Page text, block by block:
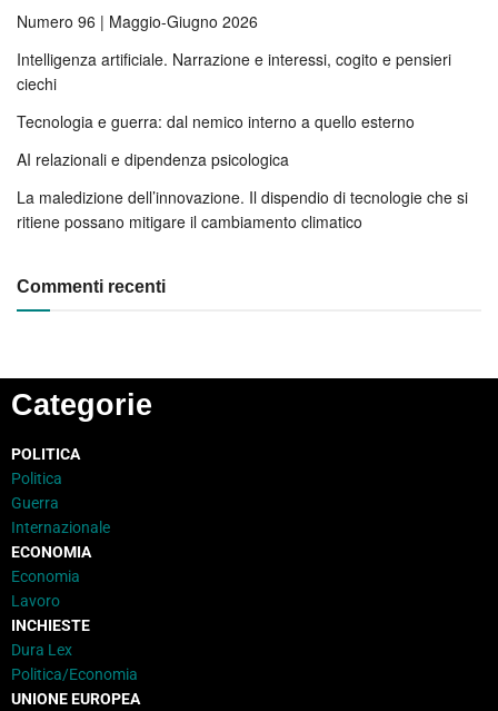
Numero 96 | Maggio-Giugno 2026
Intelligenza artificiale. Narrazione e interessi, cogito e pensieri
ciechi
Tecnologia e guerra: dal nemico interno a quello esterno
AI relazionali e dipendenza psicologica
La maledizione dell’innovazione. Il dispendio di tecnologie che si
ritiene possano mitigare il cambiamento climatico
Commenti recenti
Categorie
POLITICA
Politica
Guerra
Internazionale
ECONOMIA
Economia
Lavoro
INCHIESTE
Dura Lex
Politica/Economia
UNIONE EUROPEA